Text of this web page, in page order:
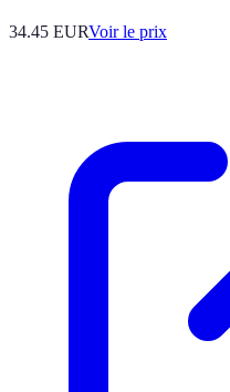
34.45 EURVoir le prix